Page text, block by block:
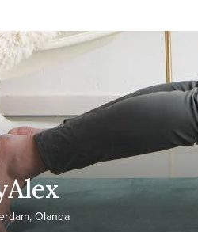
Olanda